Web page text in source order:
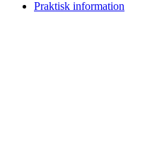
Praktisk information